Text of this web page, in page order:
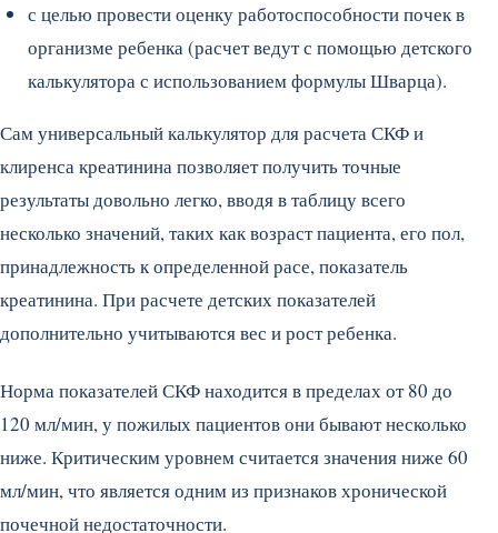
с целью провести оценку работоспособности почек в
организме ребенка (расчет ведут с помощью детского
калькулятора с использованием формулы Шварца).
Сам универсальный калькулятор для расчета СКФ и
клиренса креатинина позволяет получить точные
результаты довольно легко, вводя в таблицу всего
несколько значений, таких как возраст пациента, его пол,
принадлежность к определенной расе, показатель
креатинина. При расчете детских показателей
дополнительно учитываются вес и рост ребенка.
Норма показателей СКФ находится в пределах от 80 до
120 мл/мин, у пожилых пациентов они бывают несколько
ниже. Критическим уровнем считается значения ниже 60
мл/мин, что является одним из признаков хронической
почечной недостаточности.